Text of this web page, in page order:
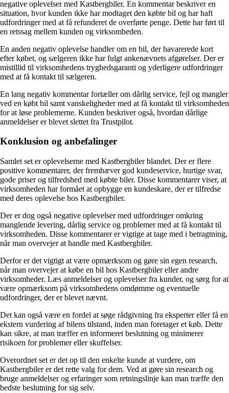
negative oplevelser med Kastbergbiler. En kommentar beskriver en
situation, hvor kunden ikke har modtaget den købte bil og har haft
udfordringer med at få refunderet de overførte penge. Dette har ført til
en retssag mellem kunden og virksomheden.
En anden negativ oplevelse handler om en bil, der havarerede kort
efter købet, og sælgeren ikke har fulgt ankenævnets afgørelser. Der er
mistillid til virksomhedens tryghedsgaranti og yderligere udfordringer
med at få kontakt til sælgeren.
En lang negativ kommentar fortæller om dårlig service, fejl og mangler
ved en købt bil samt vanskeligheder med at få kontakt til virksomheden
for at løse problemerne. Kunden beskriver også, hvordan dårlige
anmeldelser er blevet slettet fra Trustpilot.
Konklusion og anbefalinger
Samlet set er oplevelserne med Kastbergbiler blandet. Der er flere
positive kommentarer, der fremhæver god kundeservice, hurtige svar,
gode priser og tilfredshed med købte biler. Disse kommentarer viser, at
virksomheden har formået at opbygge en kundeskare, der er tilfredse
med deres oplevelse hos Kastbergbiler.
Der er dog også negative oplevelser med udfordringer omkring
manglende levering, dårlig service og problemer med at få kontakt til
virksomheden. Disse kommentarer er vigtige at tage med i betragtning,
når man overvejer at handle med Kastbergbiler.
Derfor er det vigtigt at være opmærksom og gøre sin egen research,
når man overvejer at købe en bil hos Kastbergbiler eller andre
virksomheder. Læs anmeldelser og oplevelser fra kunder, og sørg for at
være opmærksom på virksomhedens omdømme og eventuelle
udfordringer, der er blevet nævnt.
Det kan også være en fordel at søge rådgivning fra eksperter eller få en
ekstern vurdering af bilens tilstand, inden man foretager et køb. Dette
kan sikre, at man træffer en informeret beslutning og minimerer
risikoen for problemer eller skuffelser.
Overordnet set er det op til den enkelte kunde at vurdere, om
Kastbergbiler er det rette valg for dem. Ved at gøre sin research og
bruge anmeldelser og erfaringer som retningslinje kan man træffe den
bedste beslutning for sig selv.